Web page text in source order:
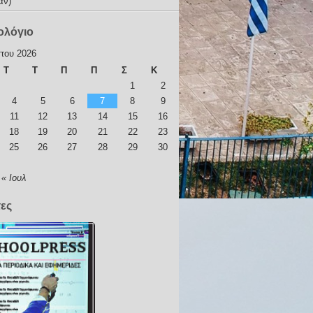
2026
Τ
Τ Π Π Σ Κ
« Ιουλ
1
2
4
5 6 7 8
9
11
12 13 14 15
16
18
19 20 21 22
23
25
26 27 28 29 30